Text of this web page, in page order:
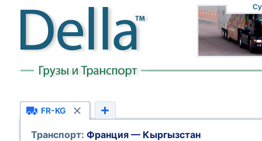
FR-KG
Транспорт: Франция — Кыргызстан